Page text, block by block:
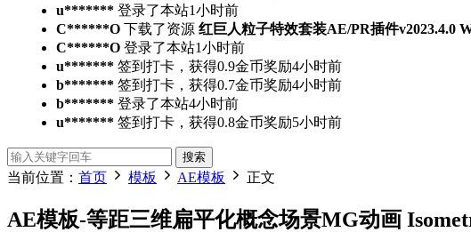
u******* 登录了本站1小时前
C******O 下载了资源 红巨人粒子特效套装AE/PR插件v2023.4.0
C******O 登录了本站1小时前
u******* 签到打卡，获得0.9金币奖励4小时前
b******* 签到打卡，获得0.7金币奖励4小时前
b******* 登录了本站4小时前
u******* 签到打卡，获得0.8金币奖励5小时前
搜索
当前位置： 首页 模板 AE模板 正文
AE模板-等距三维扁平化概念场景MG动画